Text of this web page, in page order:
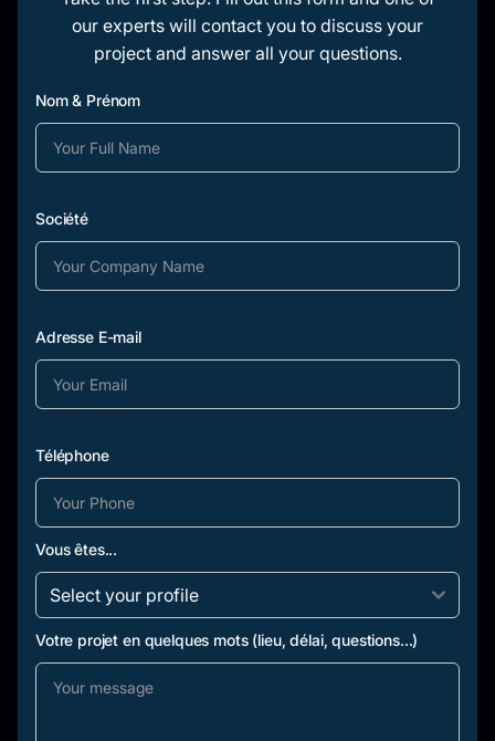
our experts will contact you to discuss your
project and answer all your questions.
Nom & Prénom
Société
Adresse E-mail
Téléphone
Vous êtes...
Votre projet en quelques mots (lieu, délai, questions...)